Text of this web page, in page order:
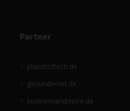
Partner
planetoftech.de
gesündernet.de
businessandmore.de